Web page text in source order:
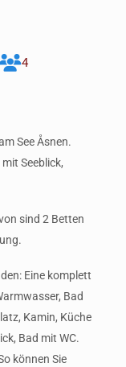
4
See Åsnen.
Seeblick,
sind 2 Betten
Eine komplett
Bad
Kamin, Küche
Bad mit WC.
können Sie